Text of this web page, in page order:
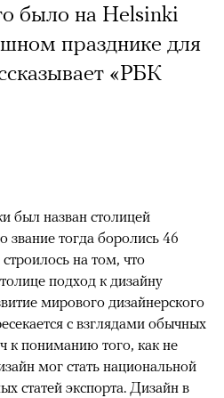
было на Helsinki
празднике для
«РБК
был назван столицей
звание тогда боролись 46
на том, что
подход к дизайну
мирового дизайнерского
с взглядами обычных
к пониманию того, как не
мог стать национальной
статей экспорта. Дизайн в